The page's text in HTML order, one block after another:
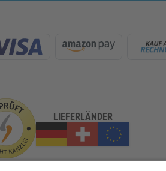
LIEFERLÄNDER